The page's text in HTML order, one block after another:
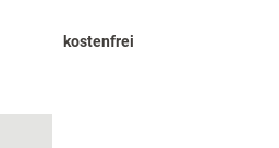
kostenfrei